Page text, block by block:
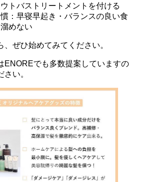
トバストリートメントを付ける
：早寝早起き・バランスの良い食
めない
ぜひ始めてみてください。
ENOREでも多数提案していますの
い。